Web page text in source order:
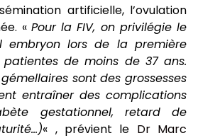
artificielle, l’ovulation
« Pour la FIV, on privilégie le
embryon lors de la première
de moins de 37 ans.
sont des grossesses
entraîner des complications
gestationnel, retard de
« , prévient le Dr Marc